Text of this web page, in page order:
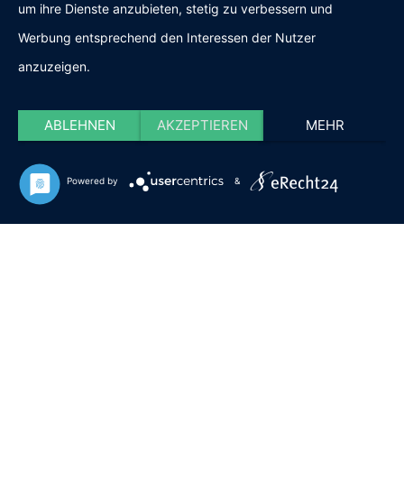
um ihre Dienste anzubieten, stetig zu verbessern und
Werbung entsprechend den Interessen der Nutzer
anzuzeigen.
ABLEHNEN AKZEPTIEREN MEHR
Powered by &